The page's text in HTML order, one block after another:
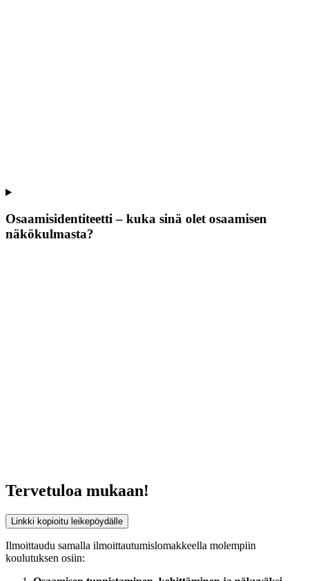
Osaamisidentiteetti – kuka sinä olet osaamisen
näkökulmasta?
Tervetuloa mukaan!
Linkki kopioitu leikepöydälle
Ilmoittaudu samalla ilmoittautumislomakkeella molempiin
koulutuksen osiin: